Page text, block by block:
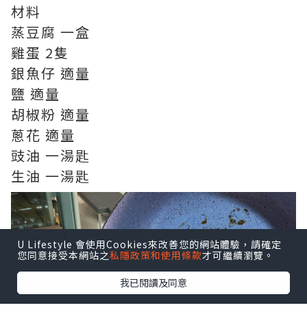
U Lifestyle 會使用Cookies來改善您的網站體驗，請確定
您同意接受本網站之私隱政策和使用條款才可繼續瀏覽。
我已閱讀及同意
材料
蒸豆腐 一盒
雞蛋 2隻
銀魚仔 適量
鹽 適量
胡椒粉 適量
蔥花 適量
豉油 一湯匙
生油 一湯匙